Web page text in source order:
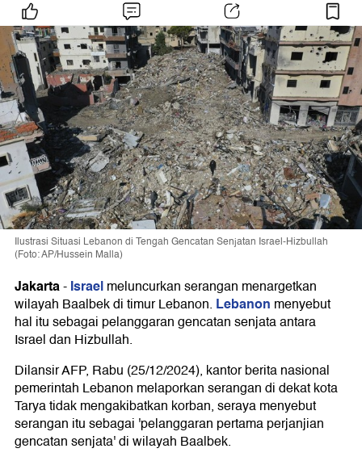
Ilustrasi Situasi Lebanon di Tengah Gencatan Senjatan Israel-Hizbullah
(Foto: AP/Hussein Malla)
Jakarta-Israelmeluncurkan serangan menargetkan
wilayah Baalbek di timur Lebanon. Lebanon menyebut
hal itu sebagai pelanggaran gencatan senjata antara
Israel dan Hizbullah.
Dilansir AFP, Rabu (25/12/2024), kantor berita nasional
pemerintah Lebanon melaporkan serangan di dekat kota
Tarya tidak mengakibatkan korban, seraya menyebut
serangan itu sebagai 'pelanggaran pertama perjanjian
gencatan senjata' di wilayah Baalbek.